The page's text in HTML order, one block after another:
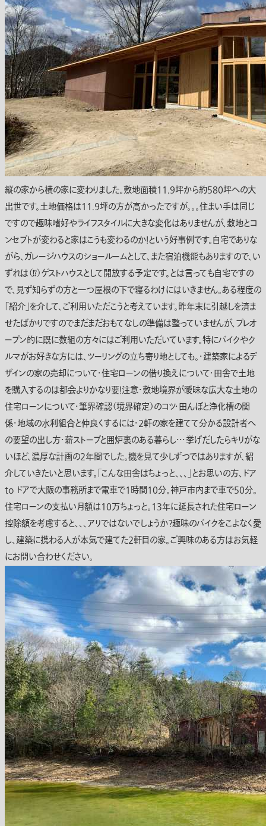
縦の家から横の家に変わりました。敷地面積11.9坪から約580坪への大
出世です。土地価格は11.9坪の方が高かったですが。。。住まい手は同じ
ですので趣味嗜好やライフスタイルに大きな変化はありませんが、敷地とコ
ンセプトが変わると家はこうも変わるのか！という好事例です。自宅でありな
がら、ガレージハウスのショールームとして、また宿泊機能もありますので、い
ずれは（⁉）ゲストハウスとして開放する予定です。とは言っても自宅ですの
で、見ず知らずの方と一つ屋根の下で寝るわけにはいきません。ある程度の
「紹介」を介して、ご利用いただこうと考えています。昨年末に引越しを済ま
せたばかりですのでまだまだおもてなしの準備は整っていませんが、プレオ
ープン的に既に数組の方々にはご利用いただいています。特にバイクやク
ルマがお好きな方には、ツーリングの立ち寄り地としても。・建築家によるデ
ザインの家の売却について・住宅ローンの借り換えについて・田舎で土地
を購入するのは都会よりかなり要！注意・敷地境界が曖昧な広大な土地の
住宅ローンについて・筆界確認（境界確定）のコツ・田んぼと浄化槽の関
係・地域の水利組合と仲良くするには・2軒の家を建てて分かる設計者へ
の要望の出し方・薪ストーブと囲炉裏のある暮らし・・・挙げだしたらキリがな
いほど、濃厚な計画の2年間でした。機を見て少しずつではありますが、紹
介していきたいと思います。「こんな田舎はちょっと、、、」とお思いの方、ドア
to ドアで大阪の事務所まで電車で1時間10分。神戸市内まで車で50分。
住宅ローンの支払い月額は10万ちょっと。13年に延長された住宅ローン
控除額を考慮すると、、、アリではないでしょうか？趣味のバイクをこよなく愛
し、建築に携わる人が本気で建てた2軒目の家。ご興味のある方はお気軽
にお問い合わせください。